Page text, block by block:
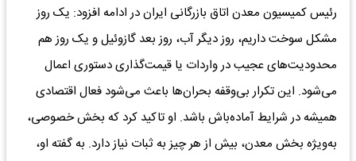
رئیس کمیسیون معدن اتاق بازرگانی ایران در ادامه افزود: یک روز
مشکل سوخت داریم، روز دیگر آب، روز بعد گازوئیل و یک روز هم
محدودیت‌های عجیب در واردات یا قیمت‌گذاری دستوری اعمال
می‌شود. این تکرار بی‌وقفه بحران‌ها باعث می‌شود فعال اقتصادی
همیشه در شرایط آماده‌باش باشد. او تاکید کرد که بخش خصوصی،
به‌ویژه بخش معدن، بیش از هر چیز به ثبات نیاز دارد. به گفته او،